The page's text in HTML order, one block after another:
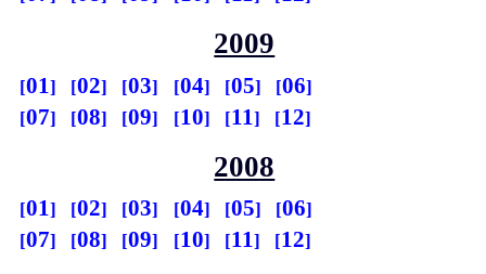
2009
01 02 03 04 05
06
07
08 09 10 11 12
2008
01 02 03 04 05
06
07
08 09 10 11 12